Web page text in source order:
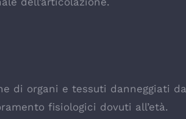
di organi e tessuti danneggiati da
fisiologici dovuti all’età.